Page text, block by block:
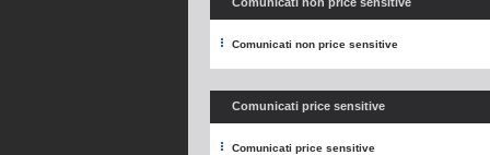
Comunicati non price sensitive
Comunicati price sensitive
Comunicati price sensitive